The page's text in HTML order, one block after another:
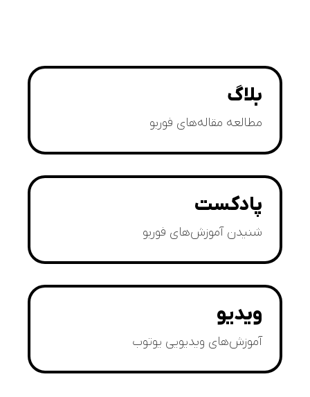
بلاگ
مطالعه مقاله‌های فوربو
پادکست
شنیدن آموزش‌های فوربو
ویدیو
آموزش‌های ویدیویی یوتوب